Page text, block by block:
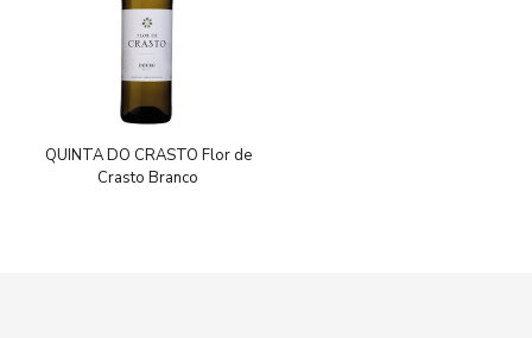
QUINTA DO CRASTO Flor de
Crasto Branco